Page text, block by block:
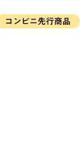
コンビニ先行商品